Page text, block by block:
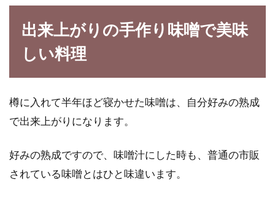
出来上がりの手作り味噌で美味
しい料理
樽に入れて半年ほど寝かせた味噌は、自分好みの熟成
で出来上がりになります。
好みの熟成ですので、味噌汁にした時も、普通の市販
されている味噌とはひと味違います。